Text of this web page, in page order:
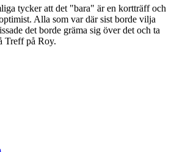
tycker att det "bara" är en kortträff och
Alla som var där sist borde vilja
det borde gräma sig över det och ta
Treff på Roy.